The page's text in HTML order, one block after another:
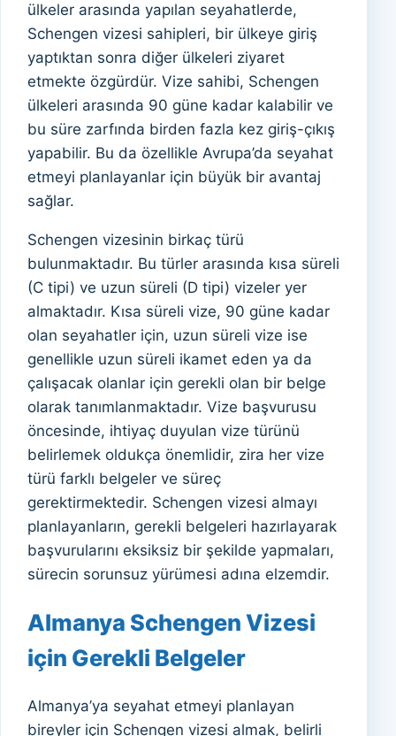
ülkeler arasında yapılan seyahatlerde,
Schengen vizesi sahipleri, bir ülkeye giriş
yaptıktan sonra diğer ülkeleri ziyaret
etmekte özgürdür. Vize sahibi, Schengen
ülkeleri arasında 90 güne kadar kalabilir ve
bu süre zarfında birden fazla kez giriş-çıkış
yapabilir. Bu da özellikle Avrupa’da seyahat
etmeyi planlayanlar için büyük bir avantaj
sağlar.
Schengen vizesinin birkaç türü
bulunmaktadır. Bu türler arasında kısa süreli
(C tipi) ve uzun süreli (D tipi) vizeler yer
almaktadır. Kısa süreli vize, 90 güne kadar
olan seyahatler için, uzun süreli vize ise
genellikle uzun süreli ikamet eden ya da
çalışacak olanlar için gerekli olan bir belge
olarak tanımlanmaktadır. Vize başvurusu
öncesinde, ihtiyaç duyulan vize türünü
belirlemek oldukça önemlidir, zira her vize
türü farklı belgeler ve süreç
gerektirmektedir. Schengen vizesi almayı
planlayanların, gerekli belgeleri hazırlayarak
başvurularını eksiksiz bir şekilde yapmaları,
sürecin sorunsuz yürümesi adına elzemdir.
Almanya Schengen Vizesi
için Gerekli Belgeler
Almanya’ya seyahat etmeyi planlayan
bireyler için Schengen vizesi almak, belirli